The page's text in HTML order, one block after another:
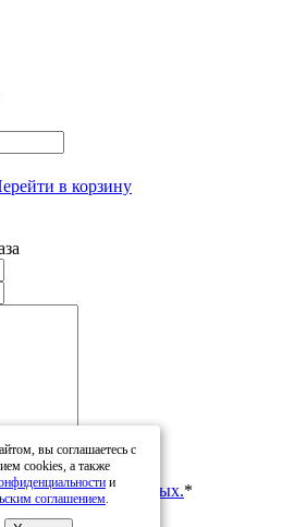
в корзину
персональных данных.*
в один клик
вы соглашаетесь с
cookies, а также
и
соглашением.